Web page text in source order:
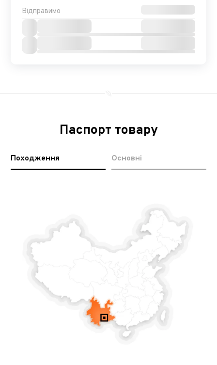
Відправимо
Паспорт товару
Походження Основні